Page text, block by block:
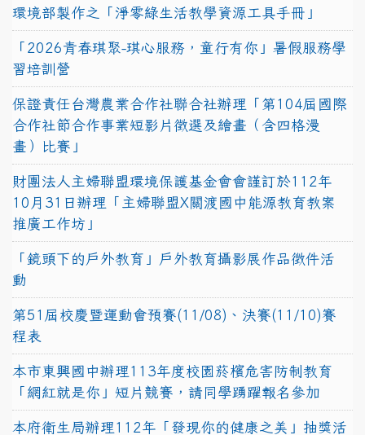
環境部製作之「淨零綠生活教學資源工具手冊」
「2026青春琪聚-琪心服務，童行有你」暑假服務學
習培訓營
保證責任台灣農業合作社聯合社辦理「第104屆國際
合作社節合作事業短影片徵選及繪畫（含四格漫
畫）比賽」
財團法人主婦聯盟環境保護基金會會謹訂於112年
10月31日辦理「主婦聯盟X關渡國中能源教育教案
推廣工作坊」
「鏡頭下的戶外教育」戶外教育攝影展作品徵件活
動
第51屆校慶暨運動會預賽(11/08)、決賽(11/10)賽
程表
本市東興國中辦理113年度校園菸檳危害防制教育
「網紅就是你」短片競賽，請同學踴躍報名參加
本府衛生局辦理112年「發現你的健康之美」抽獎活